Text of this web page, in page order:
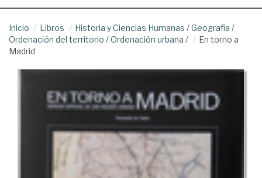
Inicio Libros Historia y Ciencias Humanas /Geografía /
Ordenación del territorio /Ordenación urbana /
En torno a
Madrid